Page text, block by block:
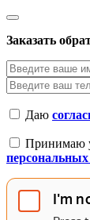
Заказать
Даю
Принимаю